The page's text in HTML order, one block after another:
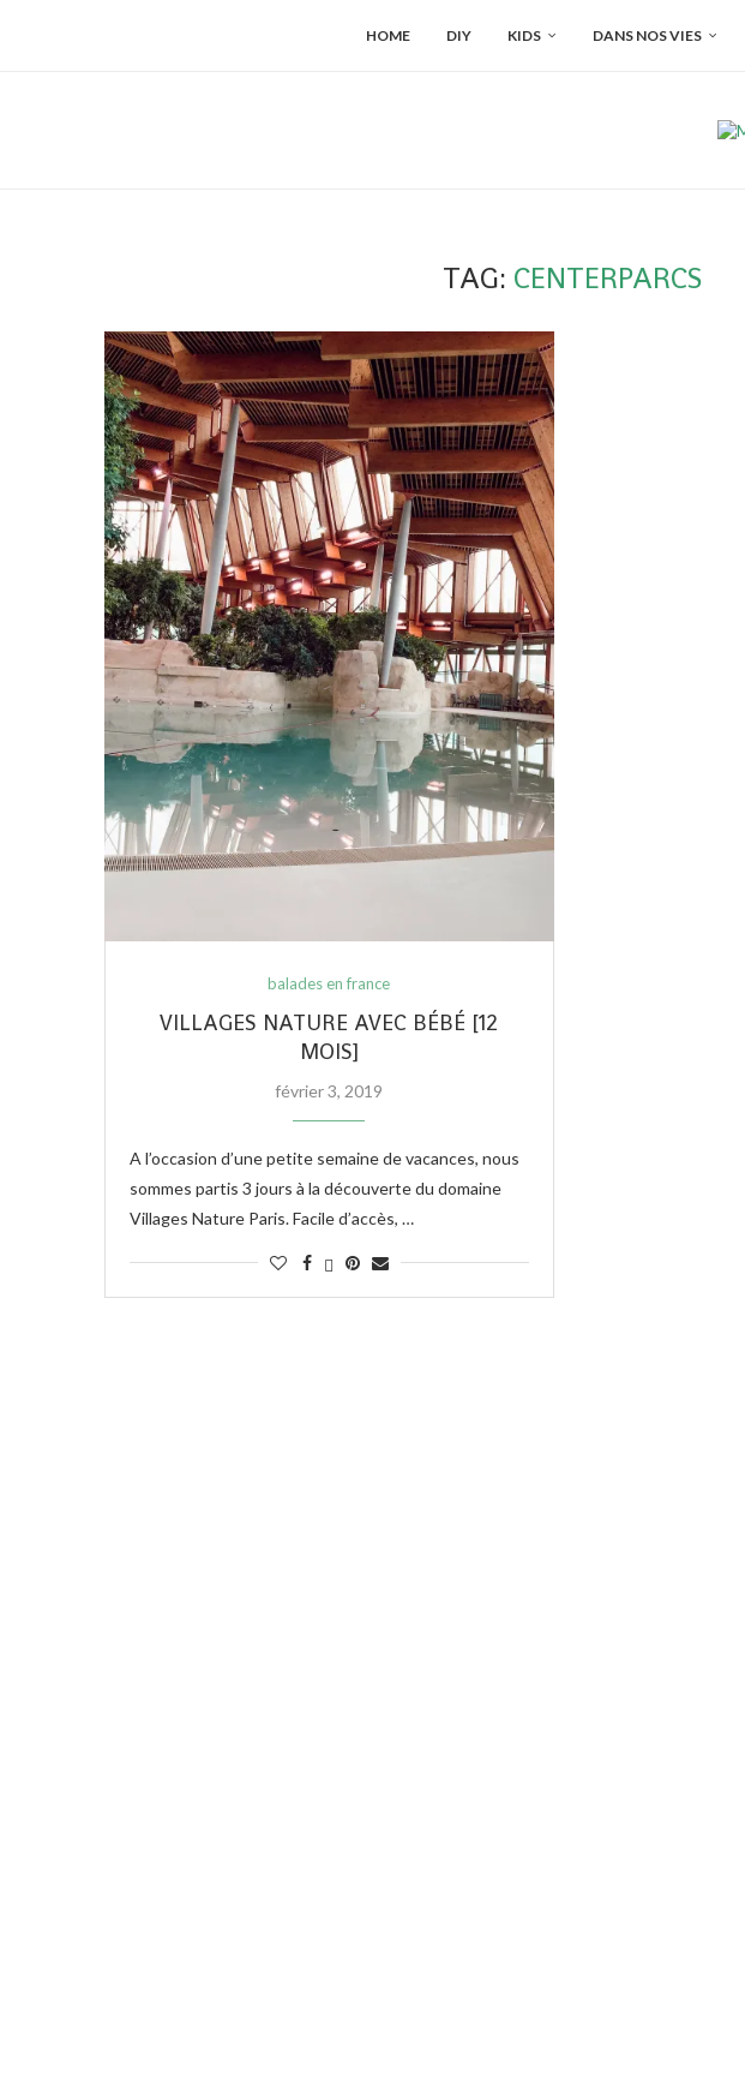
HOME DIY KIDS DANS NOS VIES
TAG: CENTERPARCS
balades en france
VILLAGES NATURE AVEC BÉBÉ [12
MOIS]
février 3, 2019
A l’occasion d’une petite semaine de vacances, nous
sommes partis 3 jours à la découverte du domaine
Villages Nature Paris. Facile d’accès, …